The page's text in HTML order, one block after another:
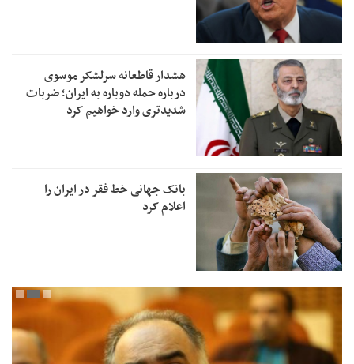
هشدار قاطعانه سرلشکر موسوی
درباره حمله دوباره به ایران؛ ضربات
شدیدتری وارد خواهیم کرد
بانک جهانی خط فقر در ایران را
اعلام کرد